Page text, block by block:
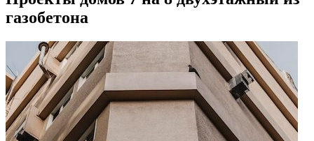
газобетона